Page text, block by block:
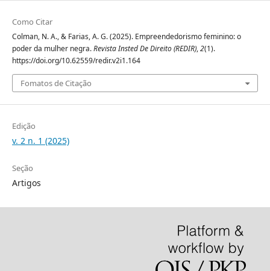
Como Citar
Colman, N. A., & Farias, A. G. (2025). Empreendedorismo feminino: o
poder da mulher negra.Revista Insted De Direito (REDIR),2(1).
https://doi.org/10.62559/redir.v2i1.164
Fomatos de Citação
Edição
v. 2 n. 1 (2025)
Seção
Artigos